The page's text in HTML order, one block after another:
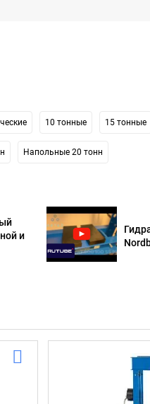
10 тонные 15 тонные
Напольные 20 тонн
и